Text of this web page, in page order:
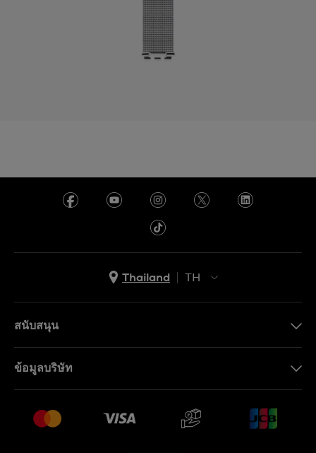
Thailand
TH
สนับสนุน
คำถามที่พบบ่อย (FAQ)
เงื่อนไขหลังการขาย
ข้อมูลบริษัท
งาน